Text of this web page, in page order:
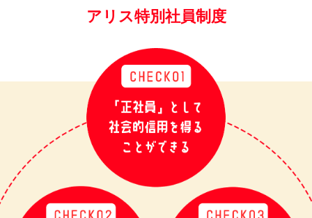
アリス特別社員制度